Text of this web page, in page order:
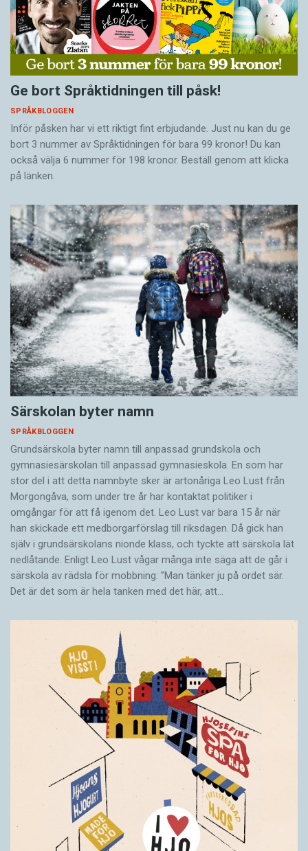
Ge bort Språktidningen till påsk!
SPRÅKBLOGGEN
Inför påsken har vi ett riktigt fint erbjudande. Just nu kan du ge
bort 3 nummer av Språktidningen för bara 99 kronor! Du kan
också välja 6 nummer för 198 kronor. Beställ genom att klicka
på länken.
Särskolan byter namn
SPRÅKBLOGGEN
Grundsärskola byter namn till anpassad grundskola och
gymnasiesärskolan till anpassad gymnasieskola. En som har
stor del i att detta namnbyte sker är artonåriga Leo Lust från
Morgongåva, som under tre år har kontaktat politiker i
omgångar för att få igenom det. Leo Lust var bara 15 år när
han skickade ett medborgarförslag till riksdagen. Då gick han
själv i grundsärskolans nionde klass, och tyckte att särskola lät
nedlåtande. Enligt Leo Lust vågar många inte säga att de går i
särskola av rädsla för mobbning: ”Man tänker ju på ordet sär.
Det är det som är hela tanken med det här, att…